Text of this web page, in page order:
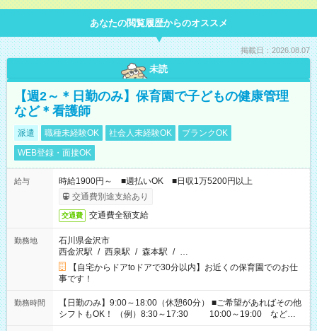
あなたの閲覧履歴からのオススメ
掲載日：2026.08.07
未読
【週2～＊日勤のみ】保育園で子どもの健康管理
など＊看護師
派遣 職種未経験OK 社会人未経験OK
ブランクOK
WEB登録・面接OK
給与
時給1900円～ ■週払いOK ■日収1万5200円以上
交通費別途支給あり
交通費 交通費全額支給
勤務地
石川県金沢市
西金沢駅 / 西泉駅 / 森本駅 / …
【自宅からドアtoドアで30分以内】お近くの保育園でのお仕
事です！
勤務時間
【日勤のみ】9:00～18:00（休憩60分） ■ご希望があればその他
シフトもOK！ （例）8:30～17:30 10:00～19:00 など
「家族とお休みを合わせたい」 「余裕を持って夕飯の準備がし